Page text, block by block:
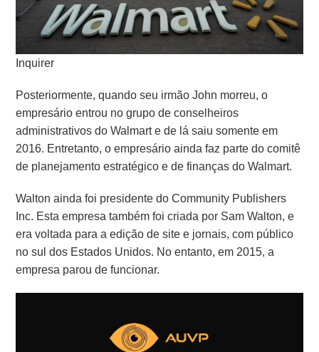
Inquirer
Posteriormente, quando seu irmão John morreu, o
empresário entrou no grupo de conselheiros
administrativos do Walmart e de lá saiu somente em
2016. Entretanto, o empresário ainda faz parte do comitê
de planejamento estratégico e de finanças do Walmart.
Walton ainda foi presidente do Community Publishers
Inc. Esta empresa também foi criada por Sam Walton, e
era voltada para a edição de site e jornais, com público
no sul dos Estados Unidos. No entanto, em 2015, a
empresa parou de funcionar.